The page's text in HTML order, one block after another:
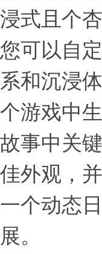
式且个
可以自
和沉浸
游戏中
事中关
外观，
个动态
。